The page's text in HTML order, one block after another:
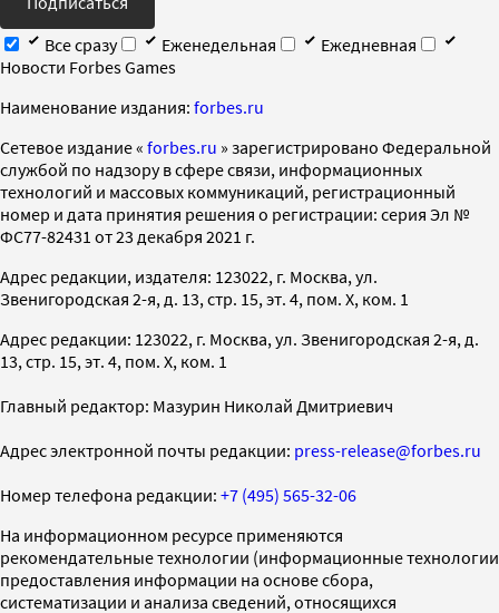
Все сразу
Еженедельная
Ежедневная
Новости Forbes Games
Наименование издания: forbes.ru
Cетевое издание « forbes.ru » зарегистрировано Федеральной
службой по надзору в сфере связи, информационных
технологий и массовых коммуникаций, регистрационный
номер и дата принятия решения о регистрации: серия Эл №
ФС77-82431 от 23 декабря 2021 г.
Адрес редакции, издателя: 123022, г. Москва, ул.
Звенигородская 2-я, д. 13, стр. 15, эт. 4, пом. X, ком. 1
Адрес редакции: 123022, г. Москва, ул. Звенигородская 2-я, д.
13, стр. 15, эт. 4, пом. X, ком. 1
Главный редактор: Мазурин Николай Дмитриевич
Адрес электронной почты редакции: press-release@forbes.ru
Номер телефона редакции: +7 (495) 565-32-06
На информационном ресурсе применяются
рекомендательные технологии (информационные технологии
предоставления информации на основе сбора,
систематизации и анализа сведений, относящихся